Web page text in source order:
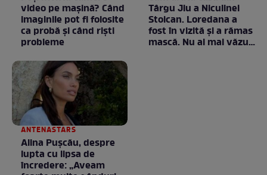
video pe mașină? Când
imaginile pot fi folosite
ca probă și când riști
probleme
Târgu Jiu a Niculinei
Stoican. Loredana a
fost în vizită și a rămas
mască. Nu ai mai văzut
ANTENASTARS
Alina Pușcău, despre
lupta cu lipsa de
încredere: „Aveam